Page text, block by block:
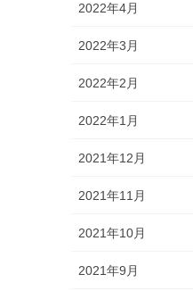
2022年4月
2022年3月
2022年2月
2022年1月
2021年12月
2021年11月
2021年10月
2021年9月